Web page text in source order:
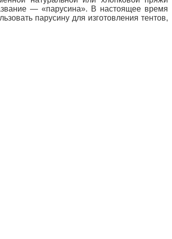
— «парусина». В настоящее время
парусину для изготовления тентов,